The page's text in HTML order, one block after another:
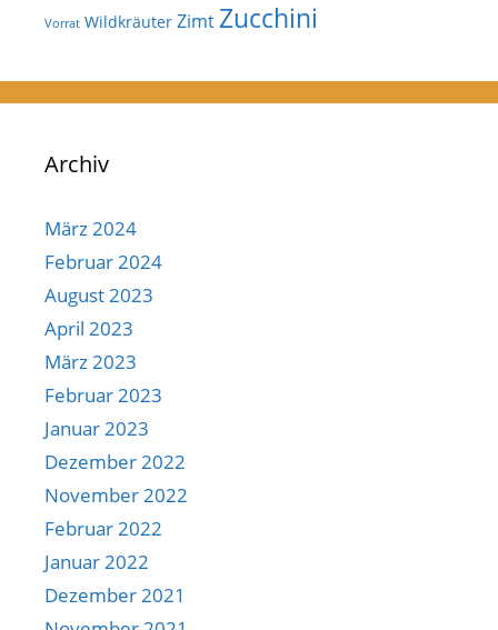
Vorrat Wildkräuter Zimt Zucchini
Archiv
März 2024
Februar 2024
August 2023
April 2023
März 2023
Februar 2023
Januar 2023
Dezember 2022
November 2022
Februar 2022
Januar 2022
Dezember 2021